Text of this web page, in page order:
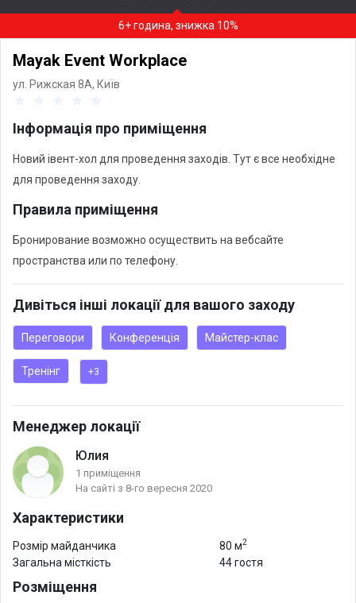
6+ година, знижка 10%
Mayak Event Workplace
ул. Рижская 8А, Київ
Інформація про приміщення
Новий івент-хол для проведення заходів. Тут є все необхідне
для проведення заходу.
Правила приміщення
Бронирование возможно осуществить на вебсайте
пространства или по телефону.
Дивіться інші локації для вашого заходу
Переговори Конференція Майстер-клас
Тренінг +3
Менеджер локації
Юлия
1 приміщення
На сайті з 8-го вересня 2020
Характеристики
Розмір майданчика 80 м2
Загальна місткість 44 гостя
Розміщення